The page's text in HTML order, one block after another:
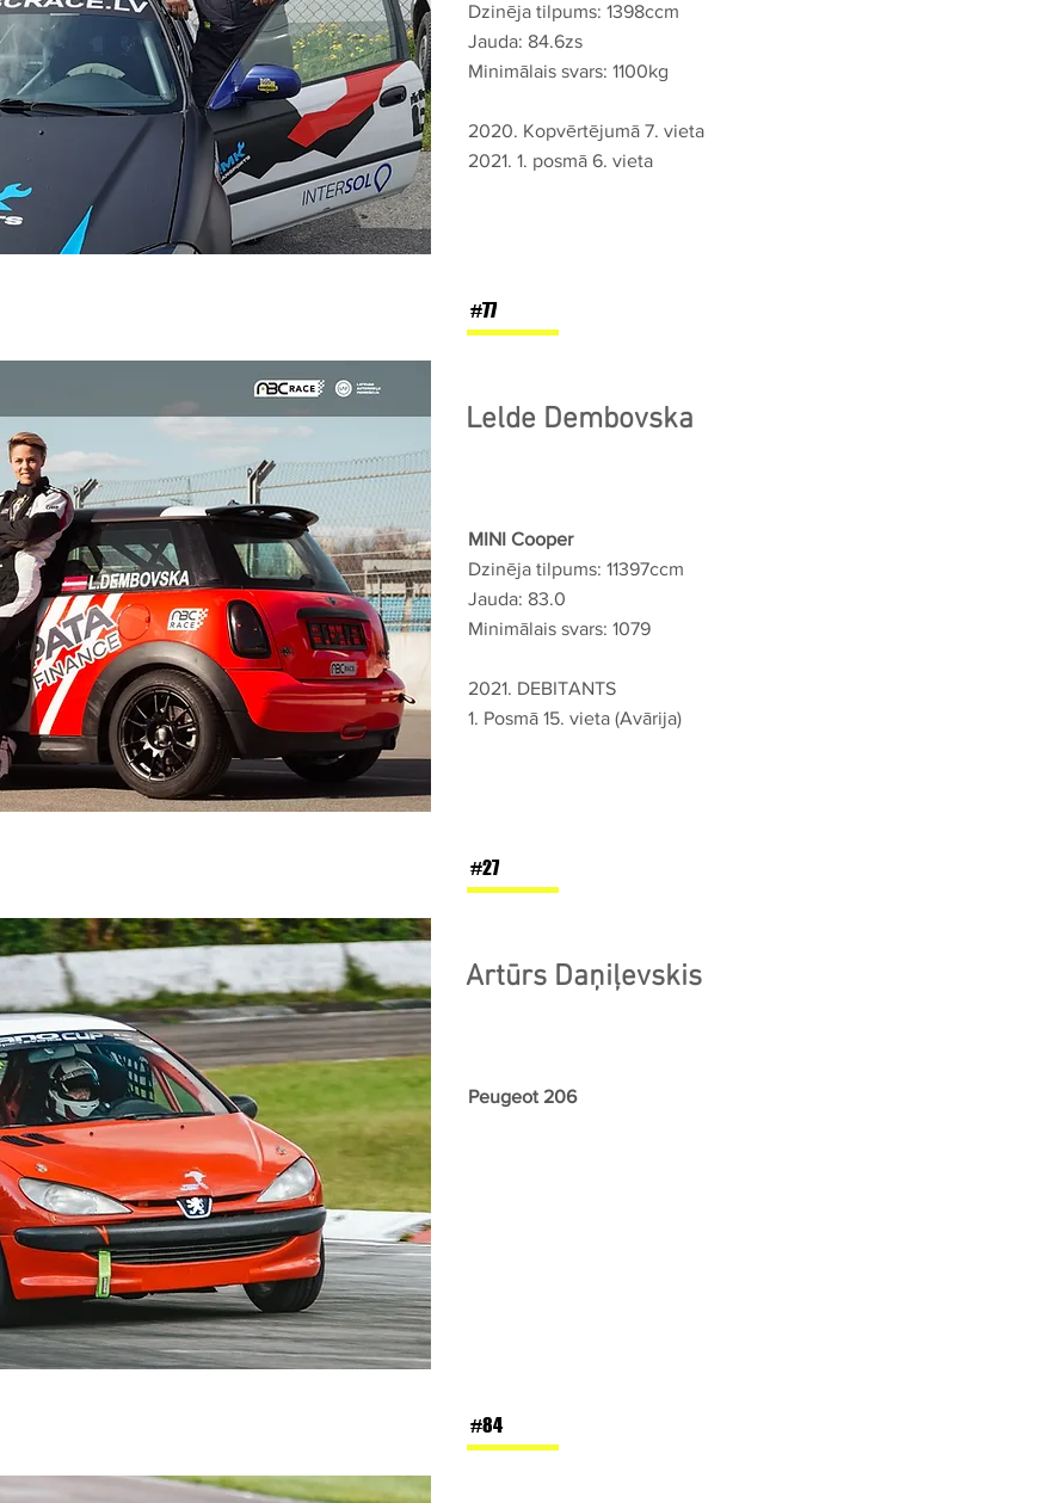
Dzinēja tilpums: 1398ccm
Jauda: 84.6zs
Minimālais svars: 1100kg
2020. Kopvērtējumā 7. vieta
2021. 1. posmā 6. vieta
#77
Lelde Dembovska
MINI Cooper
Dzinēja tilpums: 11397ccm
Jauda: 83.0
Minimālais svars: 1079
2021. DEBITANTS
1. Posmā 15. vieta (Avārija)
#27
Artūrs Daņiļevskis
Peugeot 206
#84